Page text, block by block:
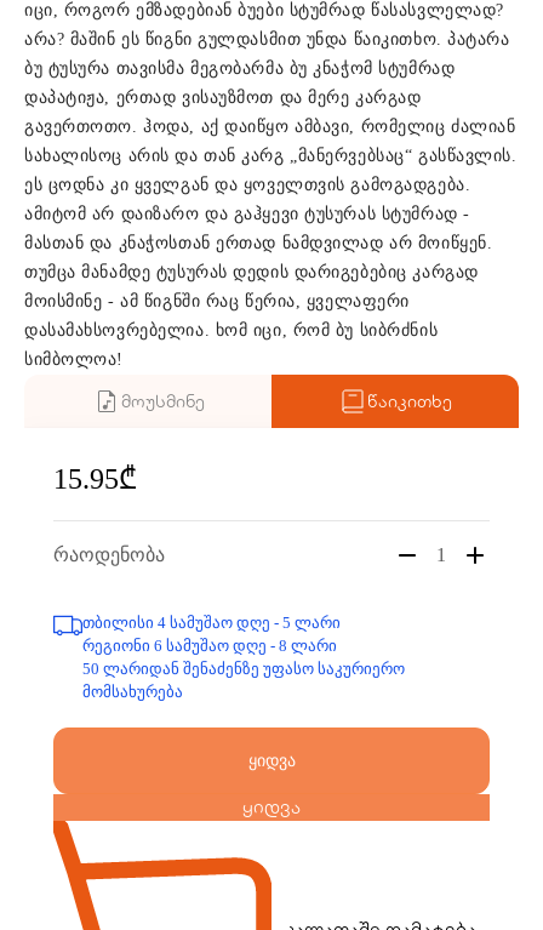
იცი, როგორ ემზადებიან ბუები სტუმრად წასასვლელად?
არა? მაშინ ეს წიგნი გულდასმით უნდა წაიკითხო. პატარა
ბუ ტუსურა თავისმა მეგობარმა ბუ კნაჭომ სტუმრად
დაპატიჟა, ერთად ვისაუზმოთ და მერე კარგად
გავერთოთო. ჰოდა, აქ დაიწყო ამბავი, რომელიც ძალიან
სახალისოც არის და თან კარგ „მანერვებსაც“ გასწავლის.
ეს ცოდნა კი ყველგან და ყოველთვის გამოგადგება.
ამიტომ არ დაიზარო და გაჰყევი ტუსურას სტუმრად -
მასთან და კნაჭოსთან ერთად ნამდვილად არ მოიწყენ.
თუმცა მანამდე ტუსურას დედის დარიგებებიც კარგად
მოისმინე - ამ წიგნში რაც წერია, ყველაფერი
დასამახსოვრებელია. ხომ იცი, რომ ბუ სიბრძნის
სიმბოლოა!
მოუსმინე წაიკითხე
15.95₾
რაოდენობა 1
თბილისი 4 სამუშაო დღე - 5 ლარი
რეგიონი 6 სამუშაო დღე - 8 ლარი
50 ლარიდან შენაძენზე უფასო საკურიერო
მომსახურება
ყიდვა
ყიდვა